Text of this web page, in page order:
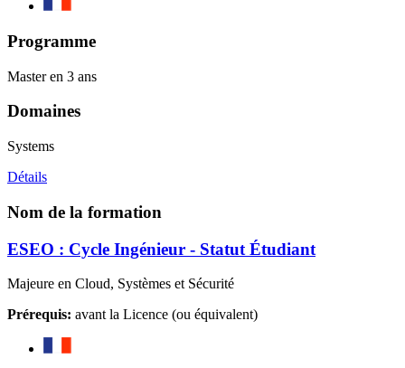
Programme
Master en 3 ans
Domaines
Systems
Détails
Nom de la formation
ESEO : Cycle Ingénieur - Statut Étudiant
Majeure en Cloud, Systèmes et Sécurité
Prérequis: avant la Licence (ou équivalent)